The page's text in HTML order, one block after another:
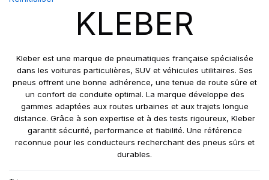
SUP 8L
XL DYNAXER UHP
KLEBER
Kleber est une marque de pneumatiques française spécialisée
dans les voitures particulières, SUV et véhicules utilitaires. Ses
pneus offrent une bonne adhérence, une tenue de route sûre et
un confort de conduite optimal. La marque développe des
gammes adaptées aux routes urbaines et aux trajets longue
distance. Grâce à son expertise et à des tests rigoureux, Kleber
garantit sécurité, performance et fiabilité. Une référence
reconnue pour les conducteurs recherchant des pneus sûrs et
durables.